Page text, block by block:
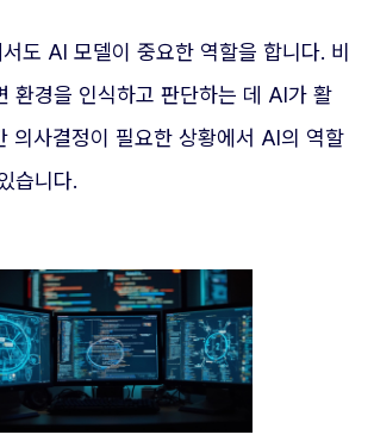
도 AI 모델이 중요한 역할을 합니다. 비
환경을 인식하고 판단하는 데 AI가 활
의사결정이 필요한 상황에서 AI의 역할
습니다.